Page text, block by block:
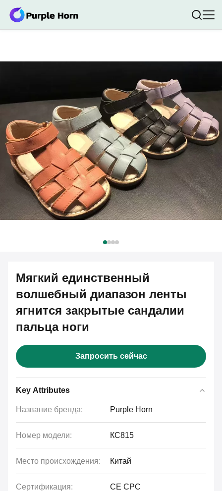
Мягкий единственный
волшебный диапазон ленты
ягнится закрытые сандалии
пальца ноги
Запросить сейчас
Key Attributes
Название бренда: Purple Horn
Номер модели: КС815
Место происхождения: Китай
Сертификация: CE CPC